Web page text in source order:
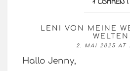
LENI VON MEINE
WELTEN
2. MAI 2025 AT
Hallo Jenny,